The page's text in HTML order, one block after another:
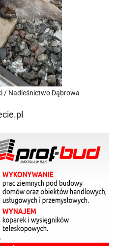
/ Nadleśnictwo Dąbrowa